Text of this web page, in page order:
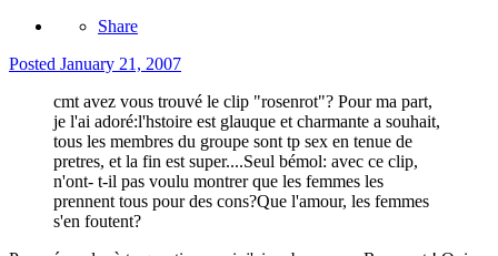
Share
Posted January 21, 2007
cmt avez vous trouvé le clip "rosenrot"? Pour ma part,
je l'ai adoré:l'hstoire est glauque et charmante a souhait,
tous les membres du groupe sont tp sex en tenue de
pretres, et la fin est super....Seul bémol: avec ce clip,
n'ont- t-il pas voulu montrer que les femmes les
prennent tous pour des cons?Que l'amour, les femmes
s'en foutent?